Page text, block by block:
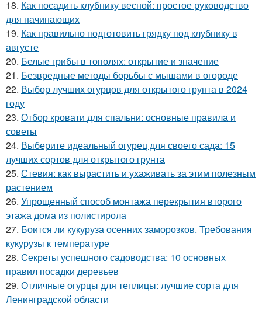
18. Как посадить клубнику весной: простое руководство
для начинающих
19. Как правильно подготовить грядку под клубнику в
августе
20. Белые грибы в тополях: открытие и значение
21. Безвредные методы борьбы с мышами в огороде
22. Выбор лучших огурцов для открытого грунта в 2024
году
23. Отбор кровати для спальни: основные правила и
советы
24. Выберите идеальный огурец для своего сада: 15
лучших сортов для открытого грунта
25. Стевия: как вырастить и ухаживать за этим полезным
растением
26. Упрощенный способ монтажа перекрытия второго
этажа дома из полистирола
27. Боится ли кукуруза осенних заморозков. Требования
кукурузы к температуре
28. Секреты успешного садоводства: 10 основных
правил посадки деревьев
29. Отличные огурцы для теплицы: лучшие сорта для
Ленинградской области